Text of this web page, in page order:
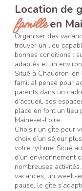
Location de
familleen
Organiser des
trouver un lieu
bonnes conditions :
adaptés et un
Situé à Chaudron-
familial pensé pour
parents dans un
d’accueil, ses
place en font un lieu
Maine-et-Loire.
Choisir un gîte pour
choix d’un séjour
votre rythme. Situé
d’un environnement
nombreuses
vacances, un week-
pause, le gîte